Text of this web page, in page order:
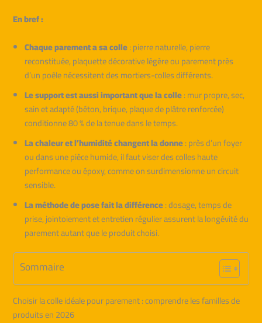
En bref :
Chaque parement a sa colle: pierre naturelle, pierre
reconstituée, plaquette décorative légère ou parement près
d’un poêle nécessitent des mortiers-colles différents.
Le support est aussi important que la colle: mur propre, sec,
sain et adapté (béton, brique, plaque de plâtre renforcée)
conditionne 80 % de la tenue dans le temps.
La chaleur et l’humidité changent la donne: près d’un foyer
ou dans une pièce humide, il faut viser des colles haute
performance ou époxy, comme on surdimensionne un circuit
sensible.
La méthode de pose fait la différence: dosage, temps de
prise, jointoiement et entretien régulier assurent la longévité du
parement autant que le produit choisi.
Sommaire
Choisir la colle idéale pour parement : comprendre les familles de
produits en 2026